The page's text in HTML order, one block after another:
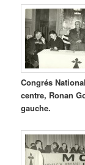
Congrés
centre, Ronan
gauche.